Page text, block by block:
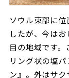
ソウル東部に
したが、今は
目の地域です。
リング状の塩
ン』。外はサ